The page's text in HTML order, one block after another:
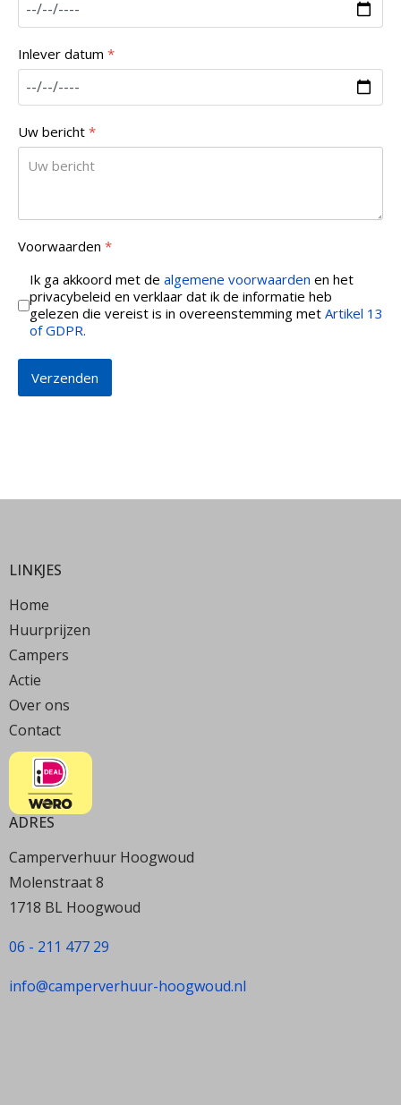
Inlever datum *
Uw bericht *
Voorwaarden *
Ik ga akkoord met de algemene voorwaarden en het
privacybeleid en verklaar dat ik de informatie heb
gelezen die vereist is in overeenstemming met Artikel 13
of GDPR.
Verzenden
LINKJES
Home
Huurprijzen
Campers
Actie
Over ons
Contact
ADRES
Camperverhuur Hoogwoud
Molenstraat 8
1718 BL Hoogwoud
06 - 211 477 29
info@camperverhuur-hoogwoud.nl